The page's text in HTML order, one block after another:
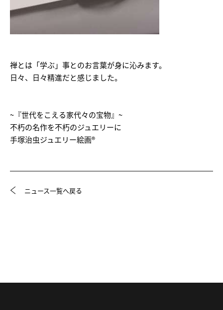
禅とは「学ぶ」事とのお言葉が身に沁みます。
日々、日々精進だと感じました。
~『世代をこえる家代々の宝物』~
不朽の名作を不朽のジュエリーに
手塚治虫ジュエリー絵画®
ニュース一覧へ戻る